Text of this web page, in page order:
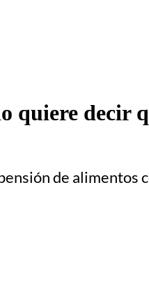
quiere decir
de alimentos